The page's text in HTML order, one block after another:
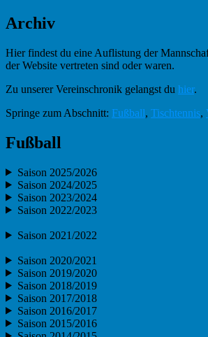
Archiv
Hier findest du eine Auflistung der
der Website vertreten sind oder waren.
Zu unserer Vereinschronik gelangst du hier.
Springe zum Abschnitt: Fußball, Tischtennis,
Fußball
Saison 2025/2026
Saison 2024/2025
Saison 2023/2024
Saison 2022/2023
Saison 2021/2022
Saison 2020/2021
Saison 2019/2020
Saison 2018/2019
Saison 2017/2018
Saison 2016/2017
Saison 2015/2016